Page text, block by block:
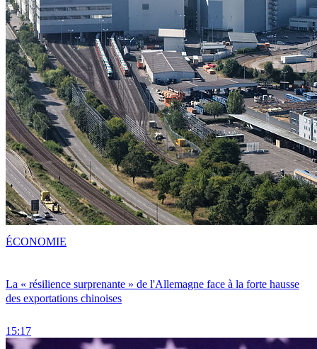
La « résilience surprenante » de l'Allemagne face à la forte hausse
des exportations chinoises
15:17
ÉCONOMIE